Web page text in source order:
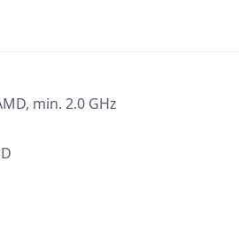
min. 2.0 GHz